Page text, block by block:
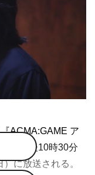
ACMA:GAME ア
午後10時30分
に放送される。